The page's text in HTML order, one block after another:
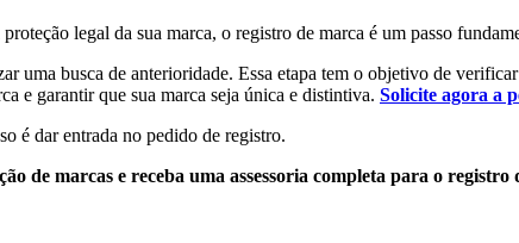
proteção legal da sua marca, o registro de marca é um passo
uma busca de anterioridade. Essa etapa tem o objetivo de
e garantir que sua marca seja única e distintiva. Solicite agora a
é dar entrada no pedido de registro.
de marcas e receba uma assessoria completa para o registro